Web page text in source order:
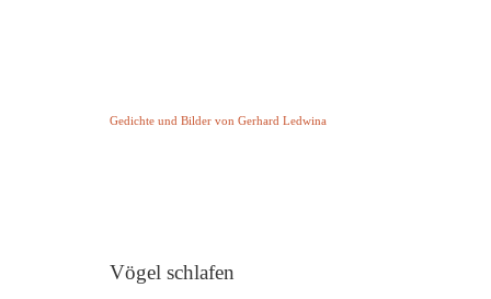
Gedichte und Bilder von Gerhard Ledwina
Vögel schlafen